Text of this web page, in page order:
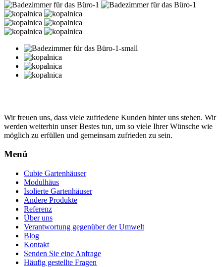
Wir freuen uns, dass viele zufriedene Kunden hinter uns stehen. Wir
werden weiterhin unser Bestes tun, um so viele Ihrer Wünsche wie
möglich zu erfüllen und gemeinsam zufrieden zu sein.
Menü
Cubie Gartenhäuser
Modulhäus
Isolierte Gartenhäuser
Andere Produkte
Referenz
Über uns
Verantwortung gegenüber der Umwelt
Blog
Kontakt
Senden Sie eine Anfrage
Häufig gestellte Fragen